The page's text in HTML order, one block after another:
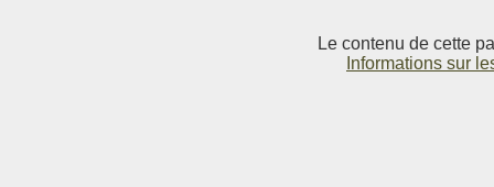
Le contenu de cette
Informations sur